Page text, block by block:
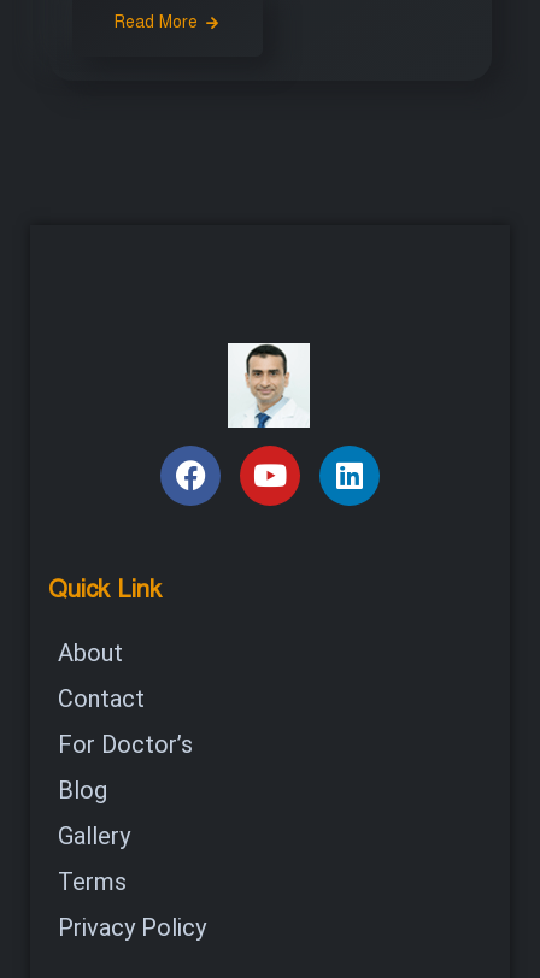
Read More
Quick Link
About
Contact
For Doctor’s
Blog
Gallery
Terms
Privacy Policy